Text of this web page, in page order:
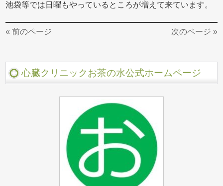
池袋等では日曜もやっているところが増えて来ています。
« 前のページ 次のページ »
心臓クリニックお茶の水公式ホームページ